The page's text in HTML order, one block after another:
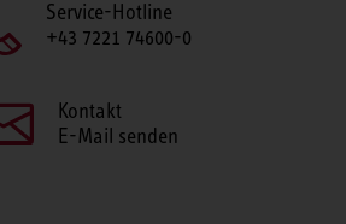
Service-Hotline
+43 7221 74600-0
Kontakt
E-Mail senden